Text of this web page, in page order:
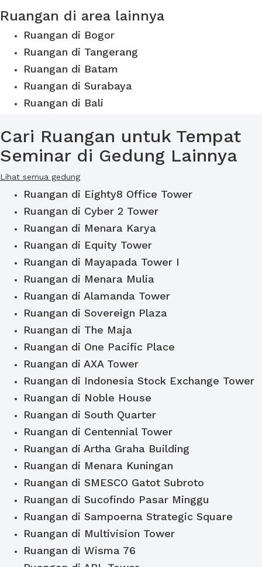
Ruangan di area lainnya
Ruangan di Bogor
Ruangan di Tangerang
Ruangan di Batam
Ruangan di Surabaya
Ruangan di Bali
Cari Ruangan untuk Tempat
Seminar di Gedung Lainnya
Lihat semua gedung
Ruangan di Eighty8 Office Tower
Ruangan di Cyber 2 Tower
Ruangan di Menara Karya
Ruangan di Equity Tower
Ruangan di Mayapada Tower I
Ruangan di Menara Mulia
Ruangan di Alamanda Tower
Ruangan di Sovereign Plaza
Ruangan di The Maja
Ruangan di One Pacific Place
Ruangan di AXA Tower
Ruangan di Indonesia Stock Exchange Tower
Ruangan di Noble House
Ruangan di South Quarter
Ruangan di Centennial Tower
Ruangan di Artha Graha Building
Ruangan di Menara Kuningan
Ruangan di SMESCO Gatot Subroto
Ruangan di Sucofindo Pasar Minggu
Ruangan di Sampoerna Strategic Square
Ruangan di Multivision Tower
Ruangan di Wisma 76